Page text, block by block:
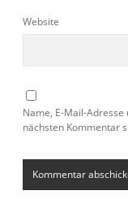
Website
Name, E-Mail-
nächsten Kommentar